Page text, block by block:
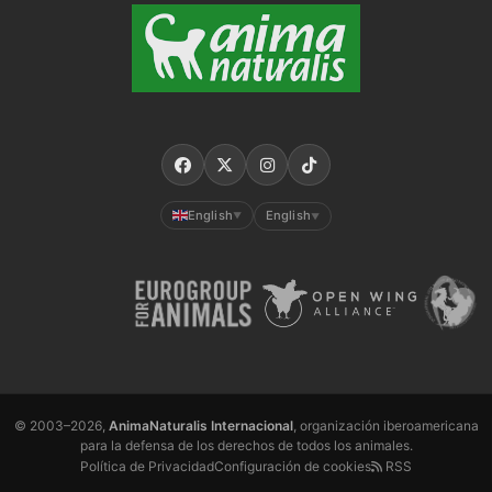
English ▼ English ▼
© 2003–2026, AnimaNaturalis Internacional, organización iberoamericana
para la defensa de los derechos de todos los animales.
Política de PrivacidadConfiguración de cookies RSS